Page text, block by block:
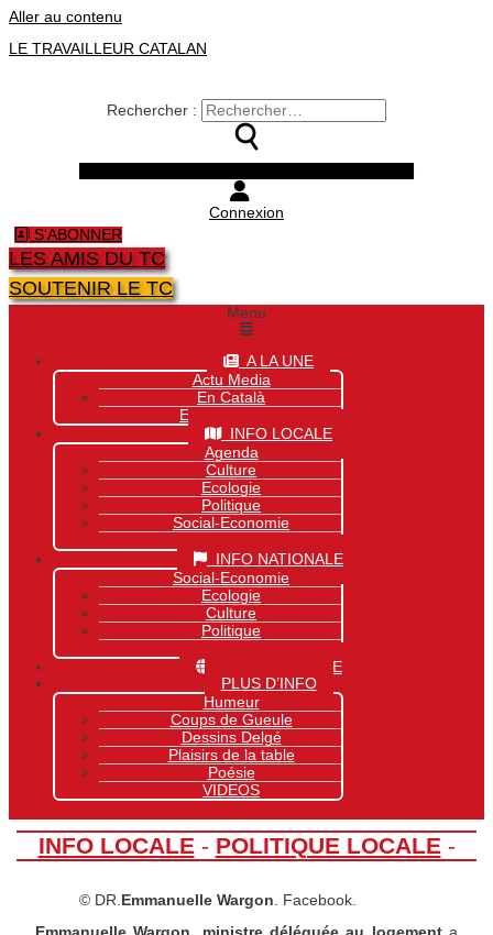
Aller au contenu
LE TRAVAILLEUR CATALAN
Rechercher :
Connexion
S'ABONNER
LES AMIS DU TC
SOUTENIR LE TC
Menu
A LA UNE
Actu Media
En Català
Exclusivité Site
INFO LOCALE
Agenda
Culture
Ecologie
Politique
Social-Economie
INFO NATIONALE
Social-Economie
Ecologie
Culture
Politique
INFO MONDIALE
PLUS D’INFO
Humeur
Coups de Gueule
Dessins Delgé
Plaisirs de la table
Poésie
VIDEOS
INFO LOCALE- POLITIQUE LOCALE-
© DR. Emmanuelle Wargon. Facebook.